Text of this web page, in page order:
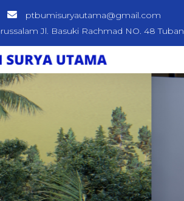
ptbumisuryautama@gmail.com
Jl. Basuki Rachmad NO. 48 Tuban